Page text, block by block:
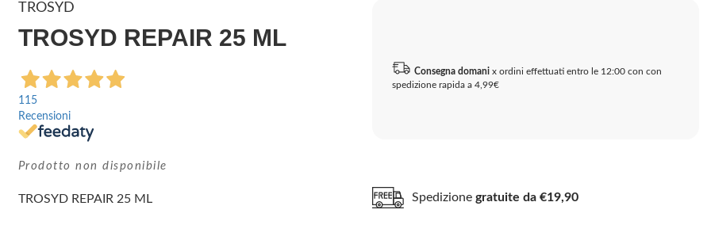
TROSYD
TROSYD REPAIR 25 ML
115
Recensioni
Prodotto non disponibile
TROSYD REPAIR 25 ML
Consegna domani x ordini effettuati entro le 12:00 con con
spedizione rapida a 4,99€
Spedizionegratuite da €19,90